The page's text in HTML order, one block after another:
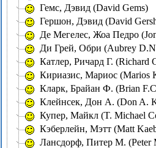
Гемс, Дэвид (David Gems)
Гершон, Дэвид (David
Де Мегелес, Жоа Педро
Ди Грей, Обри (Aubrey
Катлер, Ричард Г. (Richard
Кириазис, Мариос (Marios
Кларк, Брайан Ф. (Brian
Клейнсек, Дон А. (Don A.
Купер, Майкл (T. Michael
Кэберлейн, Мэтт (Matt
Лансдорф, Питер М. (Peter